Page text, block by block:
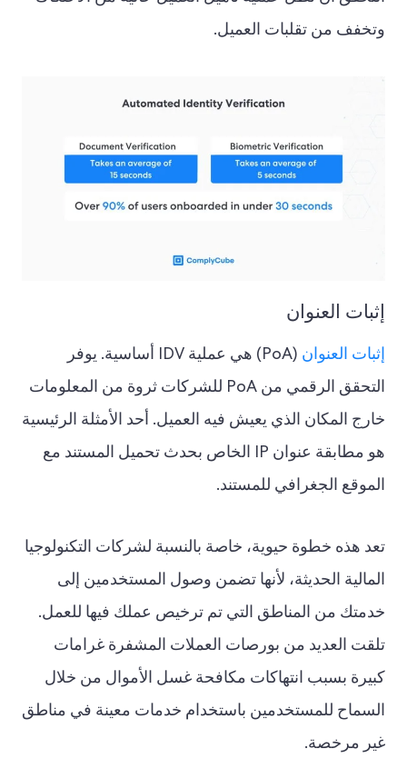
وتخفف من تقلبات العميل.
إثبات العنوان
إثبات العنوان
(PoA) هي عملية IDV أساسية. يوفر
التحقق الرقمي من PoA للشركات ثروة من المعلومات
خارج المكان الذي يعيش فيه العميل. أحد الأمثلة الرئيسية
هو مطابقة عنوان IP الخاص بحدث تحميل المستند مع
الموقع الجغرافي للمستند.
تعد هذه خطوة حيوية، خاصة بالنسبة لشركات التكنولوجيا
المالية الحديثة، لأنها تضمن وصول المستخدمين إلى
خدمتك من المناطق التي تم ترخيص عملك فيها للعمل.
تلقت العديد من بورصات العملات المشفرة غرامات
كبيرة بسبب انتهاكات مكافحة غسل الأموال من خلال
السماح للمستخدمين باستخدام خدمات معينة في مناطق
غير مرخصة.